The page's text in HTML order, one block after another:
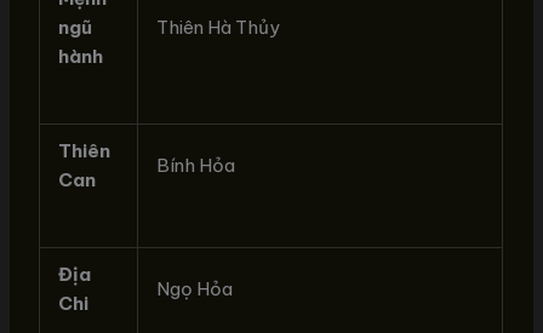
ngũ
hành
Thiên Hà Thủy
Thiên
Can
Bính Hỏa
Địa
Chi
Ngọ Hỏa